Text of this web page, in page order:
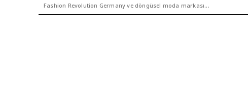
Fashion Revolution Germany ve döngüsel moda markası...